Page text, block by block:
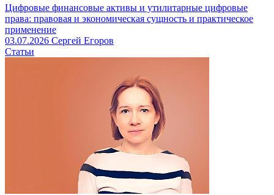
Цифровые финансовые активы и утилитарные цифровые
права: правовая и экономическая сущность и практическое
применение
03.07.2026 Сергей Егоров
Статьи